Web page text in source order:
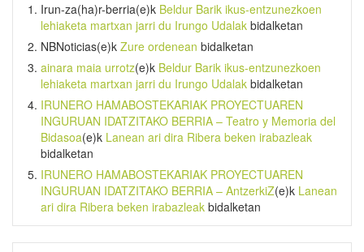
Irun-za(ha)r-berria(e)k Beldur Barik ikus-entzunezkoen
lehiaketa martxan jarri du Irungo Udalak bidalketan
NBNoticias(e)k Zure ordenean bidalketan
ainara maia urrotz(e)k Beldur Barik ikus-entzunezkoen
lehiaketa martxan jarri du Irungo Udalak bidalketan
IRUNERO HAMABOSTEKARIAK PROYECTUAREN
INGURUAN IDATZITAKO BERRIA – Teatro y Memoria del
Bidasoa(e)k Lanean ari dira Ribera beken irabazleak
bidalketan
IRUNERO HAMABOSTEKARIAK PROYECTUAREN
INGURUAN IDATZITAKO BERRIA – AntzerkiZ(e)k Lanean
ari dira Ribera beken irabazleak bidalketan